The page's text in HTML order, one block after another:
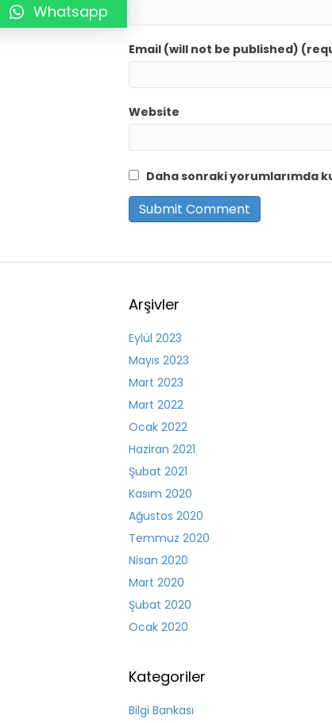
Email (will not be published)
Website
Daha sonraki yorumlarımda
Arşivler
Eylül 2023
Mayıs 2023
Mart 2023
Mart 2022
Ocak 2022
Haziran 2021
Şubat 2021
Kasım 2020
Ağustos 2020
Temmuz 2020
Nisan 2020
Mart 2020
Şubat 2020
Ocak 2020
Kategoriler
Bilgi Bankası
Whatsapp